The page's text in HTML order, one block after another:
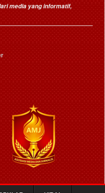
media yang informatif,